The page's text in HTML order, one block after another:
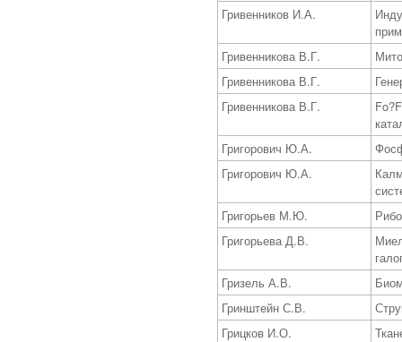
Гривенников И.А.
Гривенникова В.Г.
Гривенникова В.Г.
Гривенникова В.Г.
Григорович Ю.А.
Григорович Ю.А.
Григорьев М.Ю.
Григорьева Д.В.
Гризель А.В.
Гринштейн С.В.
Грицков И.О.